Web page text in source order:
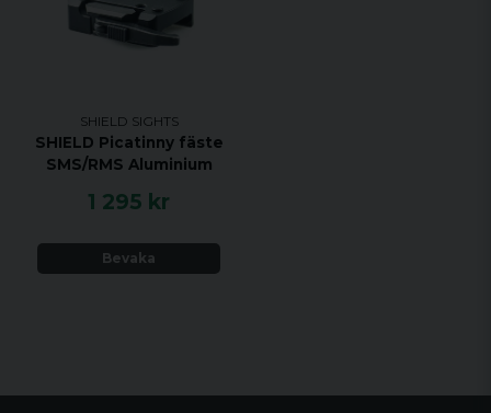
SHIELD SIGHTS
SHIELD Picatinny fäste
SMS/RMS Aluminium
1 295 kr
Bevaka